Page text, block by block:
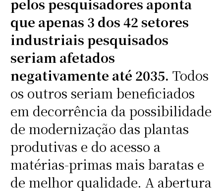
pelos pesquisadores aponta
que apenas 3 dos 42 setores
industriais pesquisados
seriam afetados
negativamente até 2035. Todos
os outros seriam beneficiados
em decorrência da possibilidade
de modernização das plantas
produtivas e do acesso a
matérias-primas mais baratas e
de melhor qualidade. A abertura